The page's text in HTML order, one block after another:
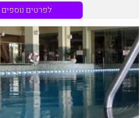
הקאנטרי ברמת גן , מזמין אתכם לבוא
זוגי וגם לקבוצות עד 20 איש.
לפרטים נוספים